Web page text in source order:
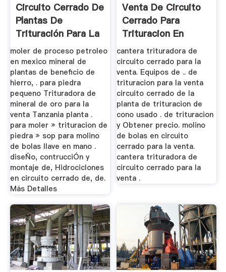
Circuito Cerrado De
Plantas De
Trituración Para La
Venta ...
moler de proceso petroleo
en mexico mineral de
plantas de beneficio de
hierro, . para piedra
pequeno Trituradora de
mineral de oro para la
venta Tanzania planta .
para moler » trituracion de
piedra » sop para molino
de bolas llave en mano .
diseÑo, contrucciÓn y
montaje de, Hidrociclones
en circuito cerrado de, de.
Más Detalles
Venta De Circuito
Cerrado Para
Trituracion En
Venta
cantera trituradora de
circuito cerrado para la
venta. Equipos de .. de
trituracion para la venta
circuito cerrado de la
planta de trituracion de
cono usado . de trituracion
y Obtener precio. molino
de bolas en circuito
cerrado para la venta.
cantera trituradora de
circuito cerrado para la
venta .